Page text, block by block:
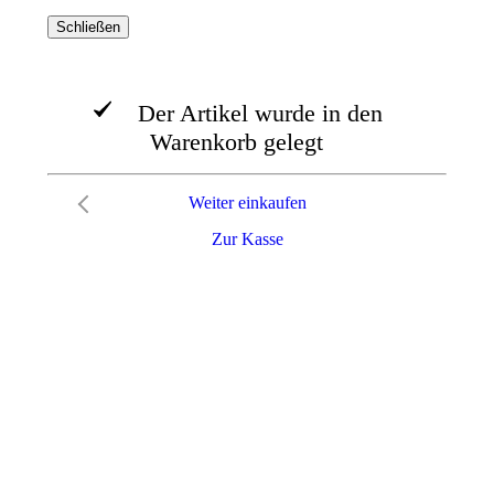
Schließen
Der Artikel wurde in den
Warenkorb gelegt
Zur Kasse
Weiter einkaufen